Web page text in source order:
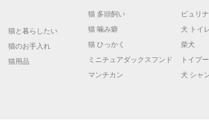
猫と暮らしたい
猫のお手入れ
猫用品
猫 多頭飼い ピュリ
猫 噛み癖
犬 トイ
猫 ひっかく
柴犬
ミニチュアダックスフンド
トイプ
マンチカン
犬 シャ